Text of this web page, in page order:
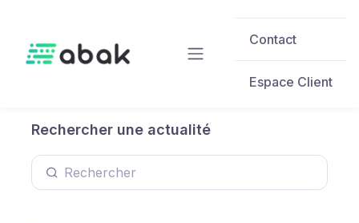
Contact
Espace Client
Rechercher une actualité